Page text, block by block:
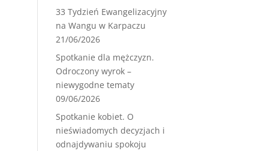
33 Tydzień Ewangelizacyjny
na Wangu w Karpaczu
21/06/2026
Spotkanie dla mężczyzn.
Odroczony wyrok –
niewygodne tematy
09/06/2026
Spotkanie kobiet. O
nieświadomych decyzjach i
odnajdywaniu spokoju